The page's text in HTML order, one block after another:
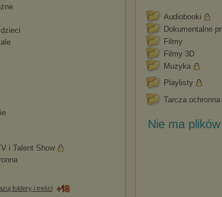
i Talent Show
foldery i treści
Audiobooki
Dokumentalne
Filmy
Filmy 3D
Muzyka
Playlisty
Tarcza ochronna
Nie ma